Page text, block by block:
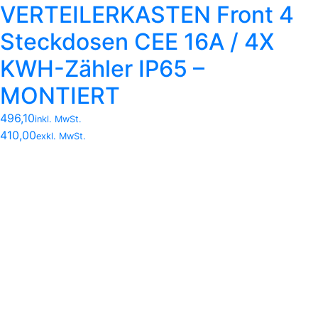
VERTEILERKASTEN Front 4
Steckdosen CEE 16A / 4X
KWH-Zähler IP65 –
MONTIERT
496,10inkl. MwSt.
410,00exkl. MwSt.